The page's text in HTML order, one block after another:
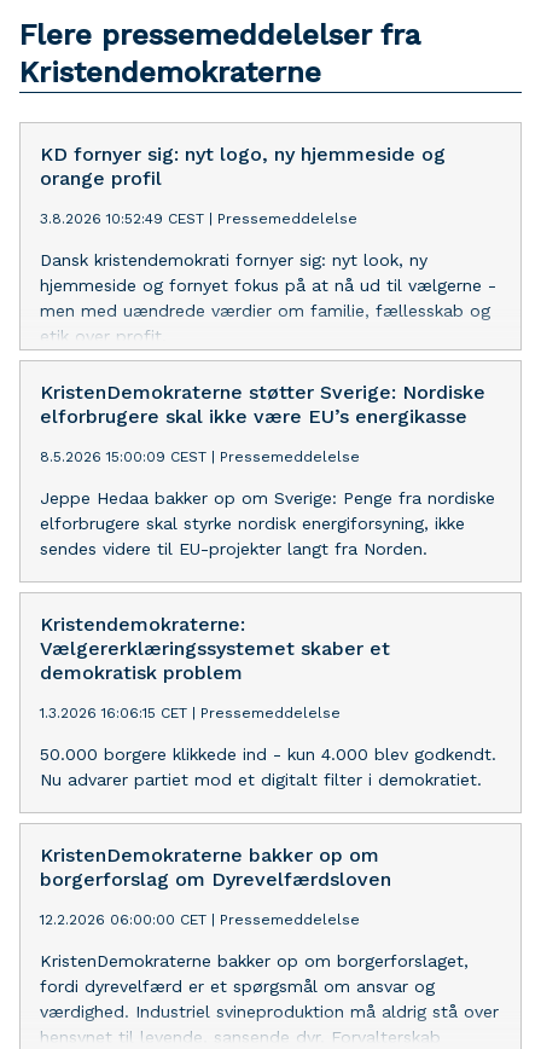
Flere pressemeddelelser fra
Kristendemokraterne
KD fornyer sig: nyt logo, ny hjemmeside og
orange profil
3.8.2026 10:52:49 CEST | Pressemeddelelse
Dansk kristendemokrati fornyer sig: nyt look, ny
hjemmeside og fornyet fokus på at nå ud til vælgerne -
men med uændrede værdier om familie, fællesskab og
etik over profit.
KristenDemokraterne støtter Sverige: Nordiske
elforbrugere skal ikke være EU’s energikasse
8.5.2026 15:00:09 CEST | Pressemeddelelse
Jeppe Hedaa bakker op om Sverige: Penge fra nordiske
elforbrugere skal styrke nordisk energiforsyning, ikke
sendes videre til EU-projekter langt fra Norden.
Kristendemokraterne:
Vælgererklæringssystemet skaber et
demokratisk problem
1.3.2026 16:06:15 CET | Pressemeddelelse
50.000 borgere klikkede ind - kun 4.000 blev godkendt.
Nu advarer partiet mod et digitalt filter i demokratiet.
KristenDemokraterne bakker op om
borgerforslag om Dyrevelfærdsloven
12.2.2026 06:00:00 CET | Pressemeddelelse
KristenDemokraterne bakker op om borgerforslaget,
fordi dyrevelfærd er et spørgsmål om ansvar og
værdighed. Industriel svineproduktion må aldrig stå over
hensynet til levende, sansende dyr. Forvalterskab